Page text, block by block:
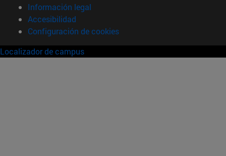
Información legal
Accesibilidad
Configuración de cookies
Localizador de campus